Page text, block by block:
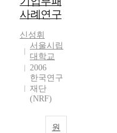
사례연구
신성휘
서울시립
대학교
2006
한국연구
재단
(NRF)
원